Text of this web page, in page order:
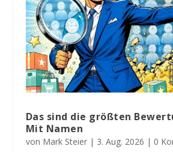
Das sind die größten
Mit Namen
von Mark Steier| 3. Aug. 2026 | 0